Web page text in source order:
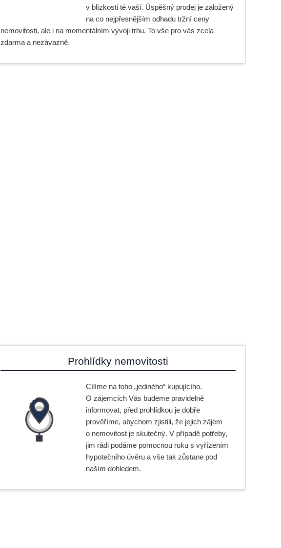
v blízkosti té vaší. Úspěšný prodej je založený
na co nejpřesnějším odhadu tržní ceny
nemovitosti, ale i na momentálním vývoji trhu. To vše pro vás zcela
zdarma a nezávazně.
Prohlídky nemovitosti
Cílíme na toho „jediného“ kupujícího.
O zájemcích Vás budeme pravidelně
informovat, před prohlídkou je dobře
prověříme, abychom zjistili, že jejich zájem
o nemovitost je skutečný. V případě potřeby,
jim rádi podáme pomocnou ruku s vyřízením
hypotečního úvěru a vše tak zůstane pod
naším dohledem.